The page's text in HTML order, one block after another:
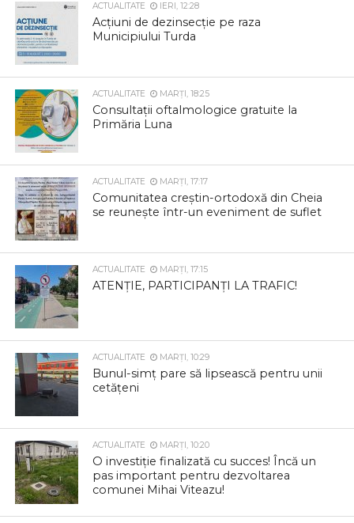
ACTUALITATE IERI, 12:28
Acțiuni de dezinsecție pe raza
Municipiului Turda
ACTUALITATE MARȚI, 18:25
Consultații oftalmologice gratuite la
Primăria Luna
ACTUALITATE MARȚI, 17:17
Comunitatea creștin-ortodoxă din Cheia
se reunește într-un eveniment de suflet
ACTUALITATE MARȚI, 17:15
ATENȚIE, PARTICIPANȚI LA TRAFIC!
ACTUALITATE MARȚI, 10:29
Bunul-simț pare să lipsească pentru unii
cetățeni
ACTUALITATE MARȚI, 10:20
O investiție finalizată cu succes! Încă un
pas important pentru dezvoltarea
comunei Mihai Viteazu!